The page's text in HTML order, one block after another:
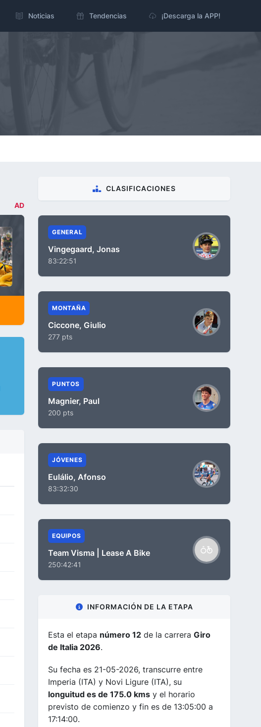
Noticias Tendencias ¡Descarga la APP!
AD
CLASIFICACIONES
GENERAL
Vingegaard, Jonas
83:22:51
MONTAÑA
Ciccone, Giulio
277 pts
PUNTOS
Magnier, Paul
200 pts
JÓVENES
Eulálio, Afonso
83:32:30
EQUIPOS
Team Visma | Lease A Bike
250:42:41
INFORMACIÓN DE LA ETAPA
Esta el etapa número 12 de la carrera Giro
de Italia 2026.
Su fecha es 21-05-2026, transcurre entre
Imperia (ITA) y Novi Ligure (ITA), su
longuitud es de 175.0 kms y el horario
previsto de comienzo y fin es de 13:05:00 a
17:14:00.